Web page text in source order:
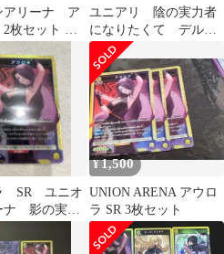
アリーナ ア
セット パ
ユニアリ 陰の実力者
になりたくて デルタ
アウロラ ベータ
SR ユニオ
ナ 影の実力
くて！
¥1,500
UNION ARENA アウロ
ラ SR 3枚セット